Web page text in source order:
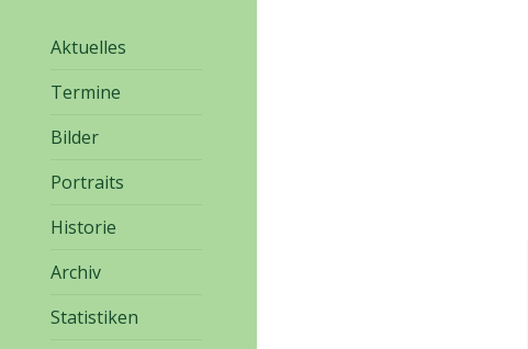
Aktuelles
Termine
Bilder
Portraits
Historie
Archiv
Statistiken